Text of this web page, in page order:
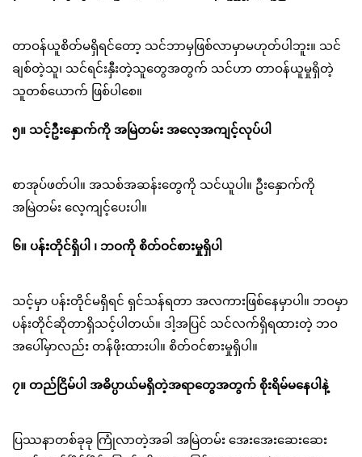
တာဝန်ယူစိတ်မရှိရင်တော့ သင်ဘာမှဖြစ်လာမှာမဟုတ်ပါဘူး။ သင်
ချစ်တဲ့သူ၊ သင်ရင်းနှီးတဲ့သူတွေအတွက် သင်ဟာ တာဝန်ယူမှုရှိတဲ့
သူတစ်ယောက် ဖြစ်ပါစေ။
၅။ သင့်ဦးနှောက်ကို အမြဲတမ်း အလေ့အကျင့်လုပ်ပါ
စာအုပ်ဖတ်ပါ။ အသစ်အဆန်းတွေကို သင်ယူပါ။ ဦးနှောက်ကို
အမြဲတမ်း လေ့ကျင့်ပေးပါ။
၆။ ပန်းတိုင်ရှိပါ ၊ ဘဝကို စိတ်ဝင်စားမှုရှိပါ
သင့်မှာ ပန်းတိုင်မရှိရင် ရှင်သန်ရတာ အလကားဖြစ်နေမှာပါ။ ဘဝမှာ
ပန်းတိုင်ဆိုတာရှိသင့်ပါတယ်။ ဒါ့အပြင် သင်လက်ရှိရထားတဲ့ ဘဝ
အပေါ်မှာလည်း တန်ဖိုးထားပါ။ စိတ်ဝင်စားမှုရှိပါ။
၇။ တည်ငြိမ်ပါ အဓိပ္ပာယ်မရှိတဲ့အရာတွေအတွက် စိုးရိမ်မနေပါနဲ့
ပြဿနာတစ်ခုခု ကြုံလာတဲ့အခါ အမြဲတမ်း အေးအေးဆေးဆေး